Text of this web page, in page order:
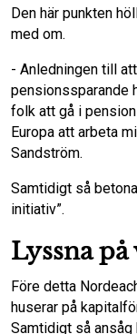
Den här punkten
med om.
- Anledningen till
pensionssparande
folk att gå i
Europa att arbeta
Sandström.
Samtidigt så
initiativ”.
Lyssna
Före detta
huserar på
Samtidigt så ansåg